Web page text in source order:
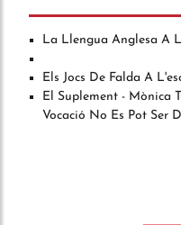
La Llengua Anglesa A
Els Jocs De Falda A
El Suplement - Mònica
Vocació No Es Pot Ser